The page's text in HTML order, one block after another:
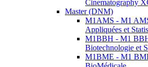
Cinematography
Master (DNM)
M1AMS - M1
Appliquées et
M1BBH - M1
Biotechnologie et
M1BME - M1